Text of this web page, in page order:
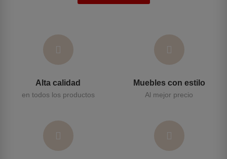
Alta calidad
en todos los productos
Muebles con estilo
Al mejor precio